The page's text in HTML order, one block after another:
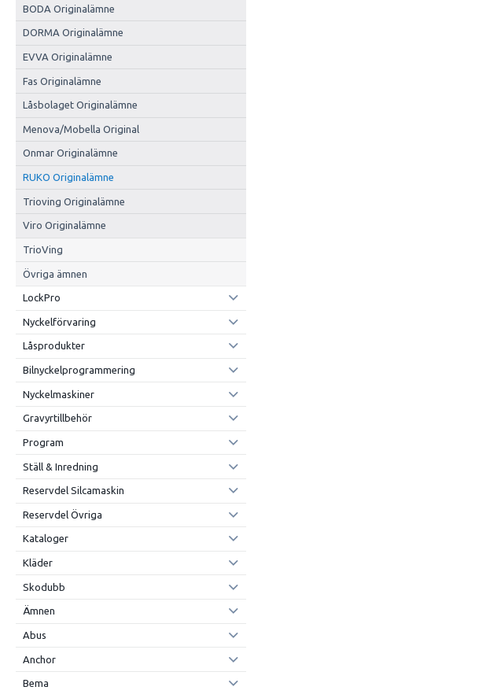
BODA Originalämne
DORMA Originalämne
EVVA Originalämne
Fas Originalämne
Låsbolaget Originalämne
Menova/Mobella Original
Onmar Originalämne
RUKO Originalämne
Trioving Originalämne
Viro Originalämne
TrioVing
Övriga ämnen
LockPro
Nyckelförvaring
Låsprodukter
Bilnyckelprogrammering
Nyckelmaskiner
Gravyrtillbehör
Program
Ställ & Inredning
Reservdel Silcamaskin
Reservdel Övriga
Kataloger
Kläder
Skodubb
Ämnen
Abus
Anchor
Bema